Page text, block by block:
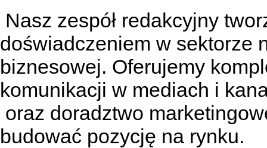
Nasz zespół redakcyjny
doświadczeniem w sektorze
biznesowej. Oferujemy
komunikacji w mediach i
oraz doradztwo
budować pozycję na rynku.